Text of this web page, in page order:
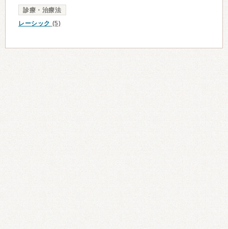
診療・治療法
レーシック (5)